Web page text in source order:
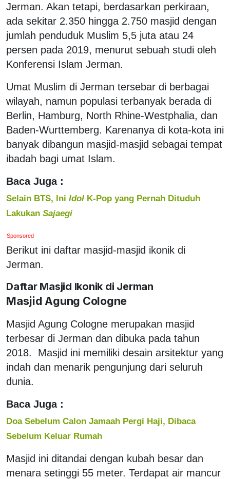
Jerman. Akan tetapi, berdasarkan perkiraan,
ada sekitar 2.350 hingga 2.750 masjid dengan
jumlah penduduk Muslim 5,5 juta atau 24
persen pada 2019, menurut sebuah studi oleh
Konferensi Islam Jerman.
Umat Muslim di Jerman tersebar di berbagai
wilayah, namun populasi terbanyak berada di
Berlin, Hamburg, North Rhine-Westphalia, dan
Baden-Wurttemberg. Karenanya di kota-kota ini
banyak dibangun masjid-masjid sebagai tempat
ibadah bagi umat Islam.
Baca Juga :
Selain BTS, Ini Idol K-Pop yang Pernah Dituduh
Lakukan Sajaegi
Sponsored
Berikut ini daftar masjid-masjid ikonik di
Jerman.
Daftar Masjid Ikonik di Jerman
Masjid Agung Cologne
Masjid Agung Cologne merupakan masjid
terbesar di Jerman dan dibuka pada tahun
2018. Masjid ini memiliki desain arsitektur yang
indah dan menarik pengunjung dari seluruh
dunia.
Baca Juga :
Doa Sebelum Calon Jamaah Pergi Haji, Dibaca
Sebelum Keluar Rumah
Masjid ini ditandai dengan kubah besar dan
menara setinggi 55 meter. Terdapat air mancur